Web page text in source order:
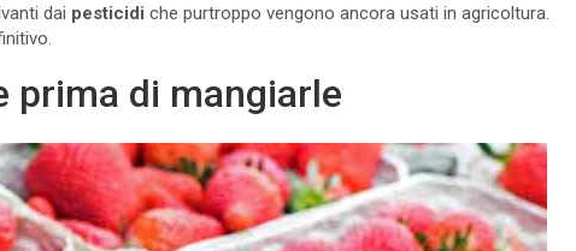
dai pesticidi che purtroppo vengono ancora usati in agricoltura.
prima di mangiarle